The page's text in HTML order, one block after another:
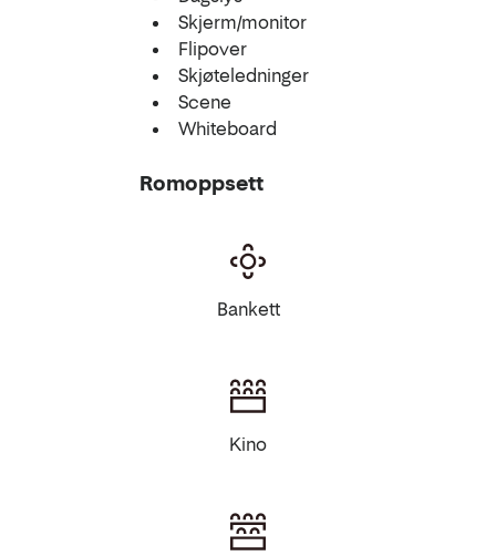
Skjerm/monitor
Flipover
Skjøteledninger
Scene
Whiteboard
Romoppsett
Bankett
Kino